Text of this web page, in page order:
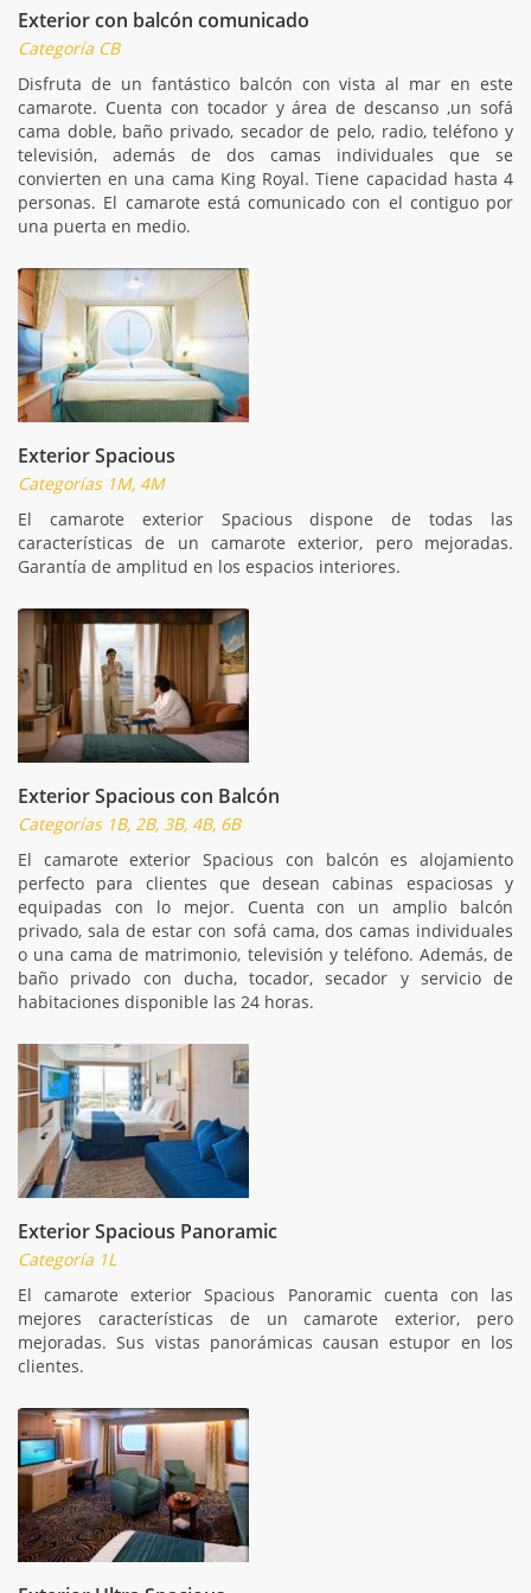
Exterior con balcón comunicado
Categoría CB
Disfruta de un fantástico balcón con vista al mar en este
camarote. Cuenta con tocador y área de descanso ,un sofá
cama doble, baño privado, secador de pelo, radio, teléfono y
televisión, además de dos camas individuales que se
convierten en una cama King Royal. Tiene capacidad hasta 4
personas. El camarote está comunicado con el contiguo por
una puerta en medio.
Exterior Spacious
Categorías 1M, 4M
El camarote exterior Spacious dispone de todas las
características de un camarote exterior, pero mejoradas.
Garantía de amplitud en los espacios interiores.
Exterior Spacious con Balcón
Categorías 1B, 2B, 3B, 4B, 6B
El camarote exterior Spacious con balcón es alojamiento
perfecto para clientes que desean cabinas espaciosas y
equipadas con lo mejor. Cuenta con un amplio balcón
privado, sala de estar con sofá cama, dos camas individuales
o una cama de matrimonio, televisión y teléfono. Además, de
baño privado con ducha, tocador, secador y servicio de
habitaciones disponible las 24 horas.
Exterior Spacious Panoramic
Categoría 1L
El camarote exterior Spacious Panoramic cuenta con las
mejores características de un camarote exterior, pero
mejoradas. Sus vistas panorámicas causan estupor en los
clientes.